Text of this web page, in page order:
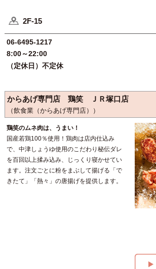
2F-15
06-6495-1217
8:00～22:00
（定休日）不定休
からあげ専門店 鶏笑 ＪＲ塚口店
（飲食業（からあげ専門店））
鶏笑のムネ肉は、うまい！
国産若鶏100％使用！鶏肉は店内仕込み
で、中津しょうゆ使用のこだわり秘伝ダレ
を百回以上揉み込み、じっくり寝かせてい
ます。注文ごとに粉をまぶして揚げる「で
きたて」「熱々」の唐揚げを提供します。